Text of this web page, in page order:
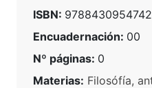
ISBN: 9788430954742
Encuadernación: 00
Nº páginas: 0
Materias: Filosófía,